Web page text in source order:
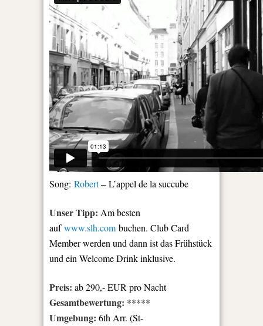
Song: Robert– L’appel de la succube
Unser Tipp: Am besten
aufwww.slh.com buchen. Club Card
Member werden und dann ist das Frühstück
und ein Welcome Drink inklusive.
Preis: ab 290,- EUR pro Nacht
Gesamtbewertung: *****
Umgebung: 6th Arr. (St-